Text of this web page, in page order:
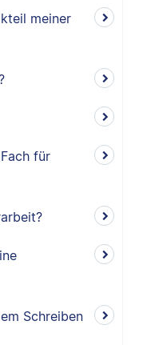
meiner
für
Schreiben